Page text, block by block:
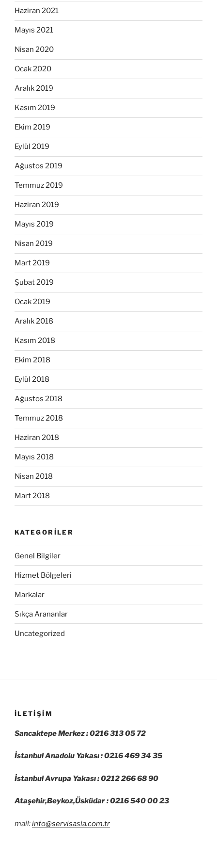
Haziran 2021
Mayıs 2021
Nisan 2020
Ocak 2020
Aralık 2019
Kasım 2019
Ekim 2019
Eylül 2019
Ağustos 2019
Temmuz 2019
Haziran 2019
Mayıs 2019
Nisan 2019
Mart 2019
Şubat 2019
Ocak 2019
Aralık 2018
Kasım 2018
Ekim 2018
Eylül 2018
Ağustos 2018
Temmuz 2018
Haziran 2018
Mayıs 2018
Nisan 2018
Mart 2018
KATEGORILER
Genel Bilgiler
Hizmet Bölgeleri
Markalar
Sıkça Arananlar
Uncategorized
İLETIŞIM
Sancaktepe Merkez : 0216 313 05 72
İstanbul Anadolu Yakası : 0216 469 34 35
İstanbul Avrupa Yakası : 0212 266 68 90
Ataşehir,Beykoz,Üsküdar : 0216 540 00 23
mail:info@servisasia.com.tr